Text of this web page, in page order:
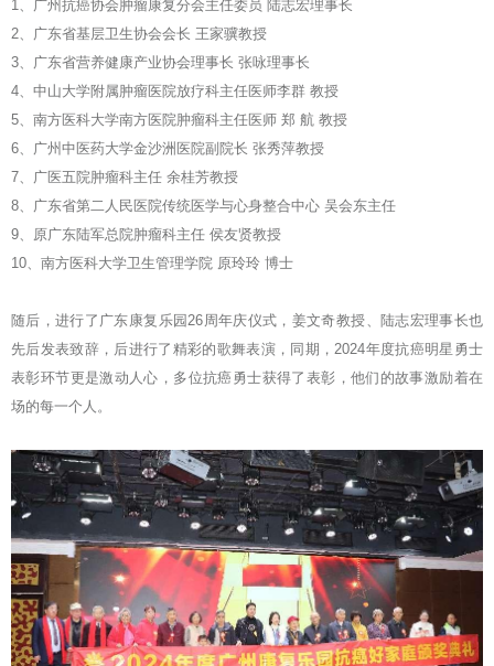
1、广州抗癌协会肿瘤康复分会主任委员 陆志宏理事长
2、广东省基层卫生协会会长 王家骥教授
3、广东省营养健康产业协会理事长 张咏理事长
4、中山大学附属肿瘤医院放疗科主任医师李群 教授
5、南方医科大学南方医院肿瘤科主任医师 郑 航 教授
6、广州中医药大学金沙洲医院副院长 张秀萍教授
7、广医五院肿瘤科主任 余桂芳教授
8、广东省第二人民医院传统医学与心身整合中心 吴会东主任
9、原广东陆军总院肿瘤科主任 侯友贤教授
10、南方医科大学卫生管理学院 原玲玲 博士
随后，进行了广东康复乐园26周年庆仪式，姜文奇教授、陆志宏理事长也
先后发表致辞，后进行了精彩的歌舞表演，同期，2024年度抗癌明星勇士
表彰环节更是激动人心，多位抗癌勇士获得了表彰，他们的故事激励着在
场的每一个人。